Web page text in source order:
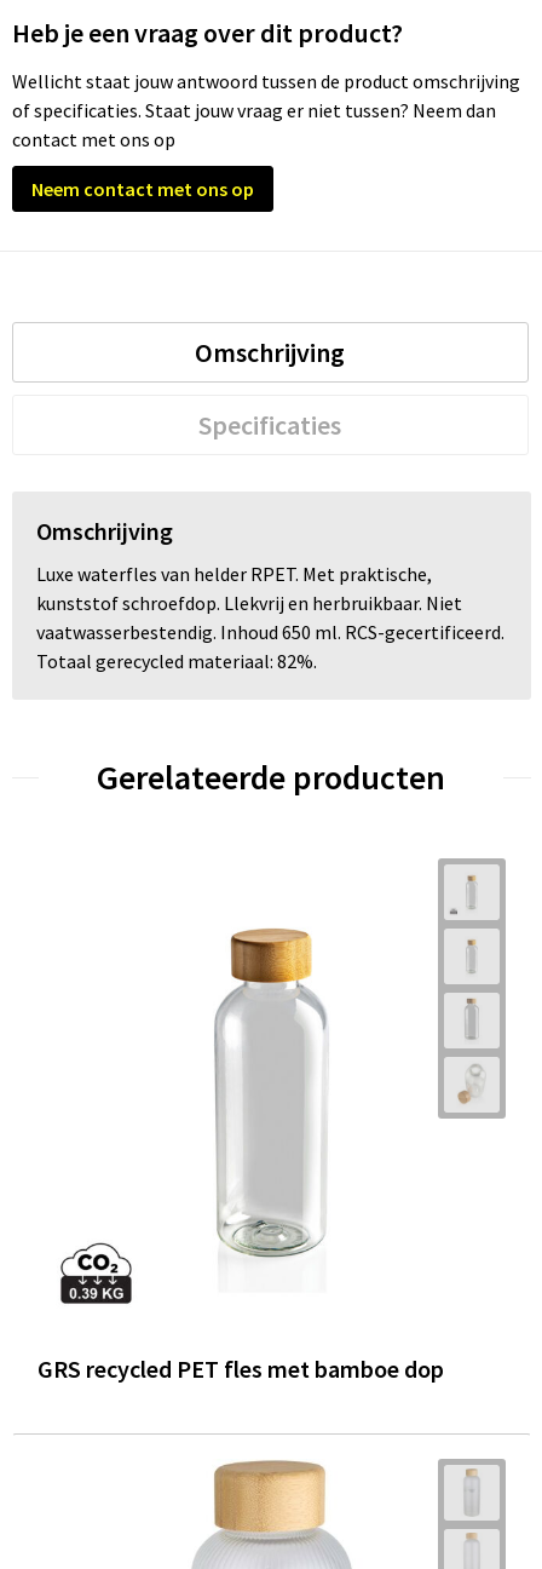
Heb je een vraag over dit product?
Wellicht staat jouw antwoord tussen de product omschrijving
of specificaties. Staat jouw vraag er niet tussen? Neem dan
contact met ons op
Neem contact met ons op
Omschrijving
Specificaties
Omschrijving
Luxe waterfles van helder RPET. Met praktische,
kunststof schroefdop. Llekvrij en herbruikbaar. Niet
vaatwasserbestendig. Inhoud 650 ml. RCS-gecertificeerd.
Totaal gerecycled materiaal: 82%.
Gerelateerde producten
GRS recycled PET fles met bamboe dop